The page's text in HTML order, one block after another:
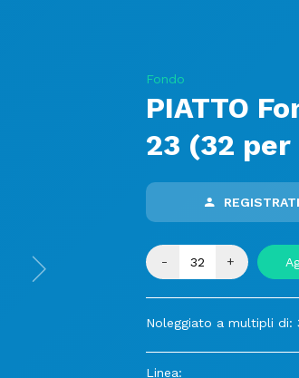
Fondo
PIATTO
23 (32 per
- +
Noleggiato a multipli di:
Linea: